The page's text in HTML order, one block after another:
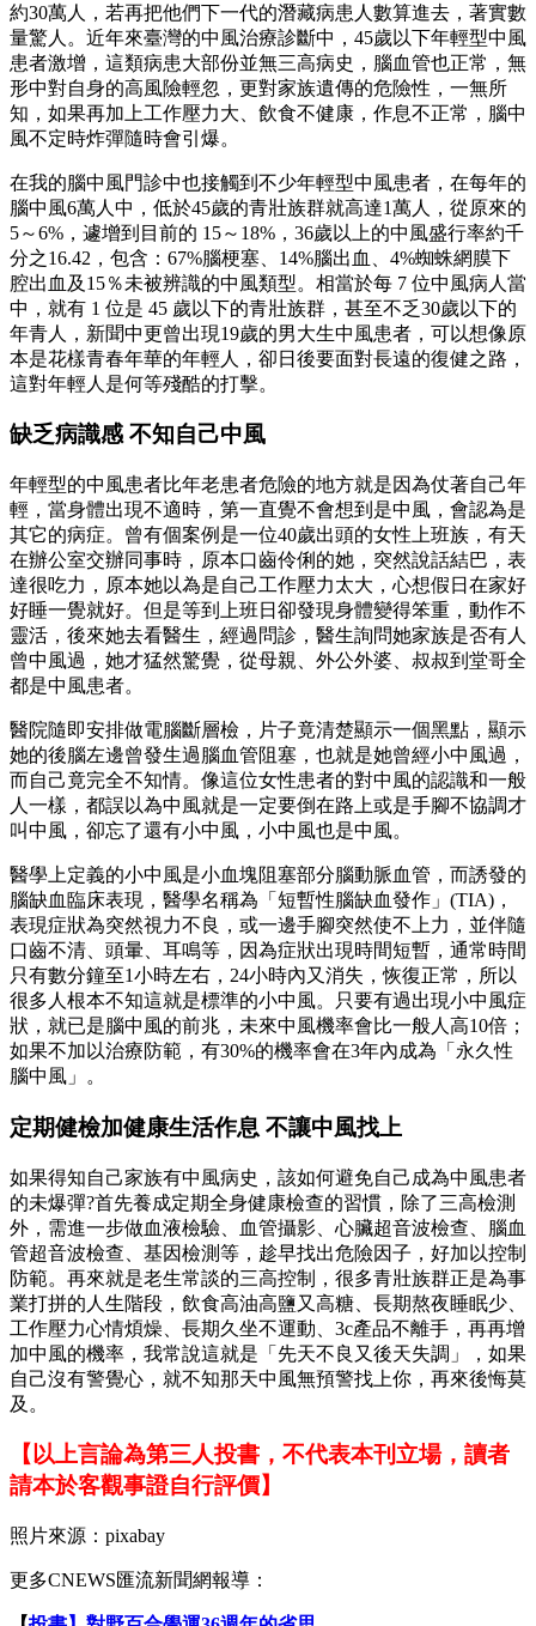
約30萬人，若再把他們下一代的潛藏病患人數算進去，著實數
量驚人。近年來臺灣的中風治療診斷中，45歲以下年輕型中風
患者激增，這類病患大部份並無三高病史，腦血管也正常，無
形中對自身的高風險輕忽，更對家族遺傳的危險性，一無所
知，如果再加上工作壓力大、飲食不健康，作息不正常，腦中
風不定時炸彈隨時會引爆。
在我的腦中風門診中也接觸到不少年輕型中風患者，在每年的
腦中風6萬人中，低於45歲的青壯族群就高達1萬人，從原來的
5～6%，遽增到目前的 15～18%，36歲以上的中風盛行率約千
分之16.42，包含：67%腦梗塞、14%腦出血、4%蜘蛛網膜下
腔出血及15％未被辨識的中風類型。相當於每 7 位中風病人當
中，就有 1 位是 45 歲以下的青壯族群，甚至不乏30歲以下的
年青人，新聞中更曾出現19歲的男大生中風患者，可以想像原
本是花樣青春年華的年輕人，卻日後要面對長遠的復健之路，
這對年輕人是何等殘酷的打擊。
缺乏病識感 不知自己中風
年輕型的中風患者比年老患者危險的地方就是因為仗著自己年
輕，當身體出現不適時，第一直覺不會想到是中風，會認為是
其它的病症。曾有個案例是一位40歲出頭的女性上班族，有天
在辦公室交辦同事時，原本口齒伶俐的她，突然說話結巴，表
達很吃力，原本她以為是自己工作壓力太大，心想假日在家好
好睡一覺就好。但是等到上班日卻發現身體變得笨重，動作不
靈活，後來她去看醫生，經過問診，醫生詢問她家族是否有人
曾中風過，她才猛然驚覺，從母親、外公外婆、叔叔到堂哥全
都是中風患者。
醫院隨即安排做電腦斷層檢，片子竟清楚顯示一個黑點，顯示
她的後腦左邊曾發生過腦血管阻塞，也就是她曾經小中風過，
而自己竟完全不知情。像這位女性患者的對中風的認識和一般
人一樣，都誤以為中風就是一定要倒在路上或是手腳不協調才
叫中風，卻忘了還有小中風，小中風也是中風。
醫學上定義的小中風是小血塊阻塞部分腦動脈血管，而誘發的
腦缺血臨床表現，醫學名稱為「短暫性腦缺血發作」(TIA)，
表現症狀為突然視力不良，或一邊手腳突然使不上力，並伴隨
口齒不清、頭暈、耳鳴等，因為症狀出現時間短暫，通常時間
只有數分鐘至1小時左右，24小時內又消失，恢復正常，所以
很多人根本不知這就是標準的小中風。只要有過出現小中風症
狀，就已是腦中風的前兆，未來中風機率會比一般人高10倍；
如果不加以治療防範，有30%的機率會在3年內成為「永久性
腦中風」。
定期健檢加健康生活作息 不讓中風找上
如果得知自己家族有中風病史，該如何避免自己成為中風患者
的未爆彈?首先養成定期全身健康檢查的習慣，除了三高檢測
外，需進一步做血液檢驗、血管攝影、心臟超音波檢查、腦血
管超音波檢查、基因檢測等，趁早找出危險因子，好加以控制
防範。再來就是老生常談的三高控制，很多青壯族群正是為事
業打拼的人生階段，飲食高油高鹽又高糖、長期熬夜睡眠少、
工作壓力心情煩燥、長期久坐不運動、3c產品不離手，再再增
加中風的機率，我常說這就是「先天不良又後天失調」，如果
自己沒有警覺心，就不知那天中風無預警找上你，再來後悔莫
及。
【以上言論為第三人投書，不代表本刊立場，讀者
請本於客觀事證自行評價】
照片來源：pixabay
更多CNEWS匯流新聞網報導：